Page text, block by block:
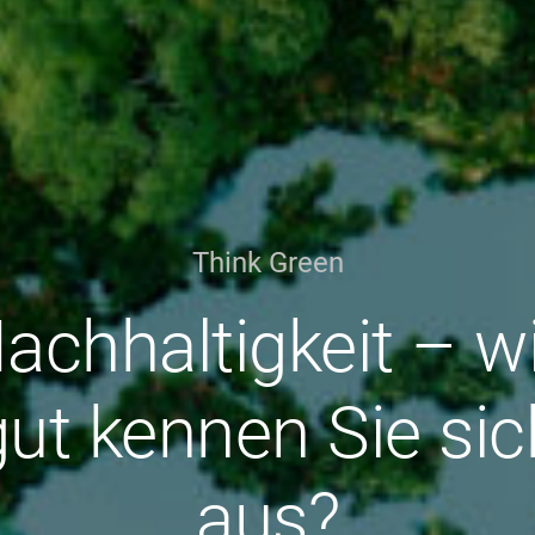
Think Green
–
kennen Sie